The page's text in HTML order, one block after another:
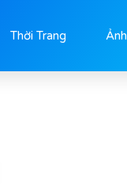
Thời Trang